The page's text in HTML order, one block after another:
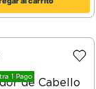
1 Pago